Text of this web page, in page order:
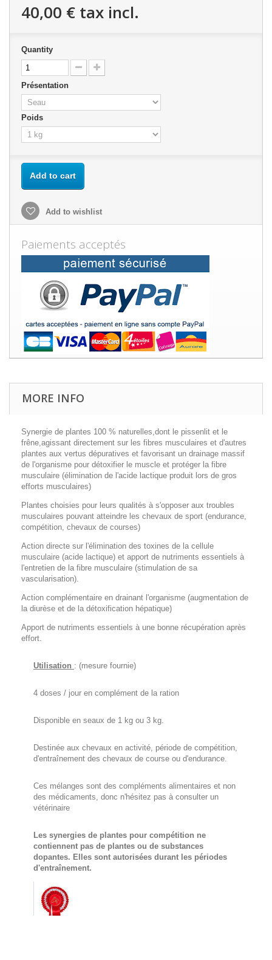
40,00 € tax incl.
Quantity
Présentation
Poids
Add to cart
Add to wishlist
Paiements acceptés
MORE INFO
Synergie de plantes 100 % naturelles,dont le pissenlit et le
frêne,agissant directement sur les fibres musculaires et d'autres
plantes aux vertus dépuratives et favorisant un drainage massif
de l'organisme pour détoxifier le muscle et protéger la fibre
musculaire (élimination de l'acide lactique produit lors de gros
efforts musculaires)
Plantes choisies pour leurs qualités à s'opposer aux troubles
musculaires pouvant atteindre les chevaux de sport (endurance,
compétition, chevaux de courses)
Action directe sur l'élimination des toxines de la cellule
musculaire (acide lactique) et apport de nutriments essentiels à
l'entretien de la fibre musculaire (stimulation de sa
vascularisation).
Action complémentaire en drainant l'organisme (augmentation de
la diurèse et de la détoxification hépatique)
Apport de nutriments essentiels à une bonne récupération après
effort.
Utilisation : (mesure fournie)
4 doses / jour en complément de la ration
Disponible en seaux de 1 kg ou 3 kg.
Destinée aux chevaux en activité, période de compétition,
d'entraînement des chevaux de course ou d'endurance.
Ces mélanges sont des compléments alimentaires et non
des médicaments, donc n'hésitez pas à consulter un
vétérinaire
Les synergies de plantes pour compétition ne
contiennent pas de plantes ou de substances
dopantes. Elles sont autorisées durant les périodes
d'entraînement.